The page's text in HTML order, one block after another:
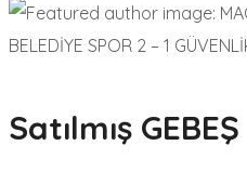
Satılmış GEBEŞ